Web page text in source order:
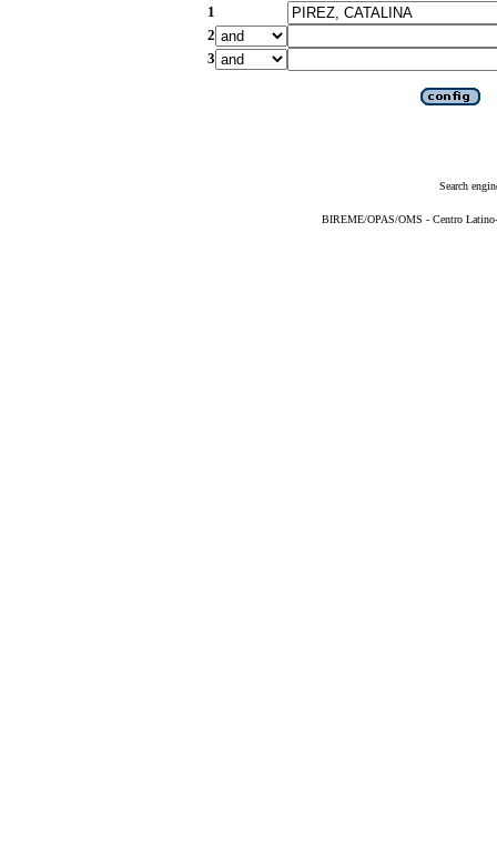
1
2
3
Search
BIREME/OPAS/OMS - Centro Latino-